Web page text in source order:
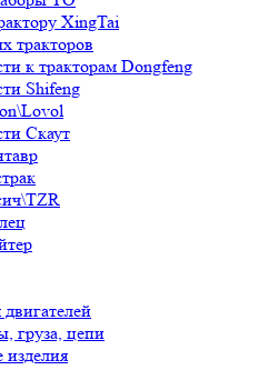
XingTai
тракторов
к тракторам Dongfeng
Shifeng
Скаут
груза, цепи
изделия